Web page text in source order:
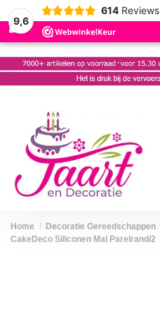
9,6
614 Reviews
Home Decoratie Gereedschappen
CakeDeco Siliconen Mal Parelrand/2